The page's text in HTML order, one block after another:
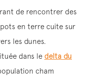
de rencontrer des
en terre cuite sur
les dunes.
dans le delta du
cham